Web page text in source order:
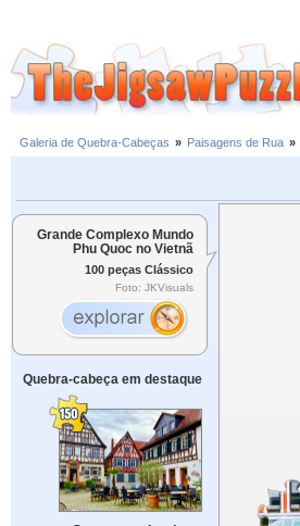
Galeria de Quebra-Cabeças » Paisagens de Rua »
Grande Complexo Mundo
Phu Quoc no Vietnã
100 peças Clássico
Foto: JKVisuals
Quebra-cabeça em destaque